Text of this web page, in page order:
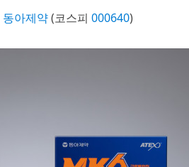
동아제약(코스피 000640)